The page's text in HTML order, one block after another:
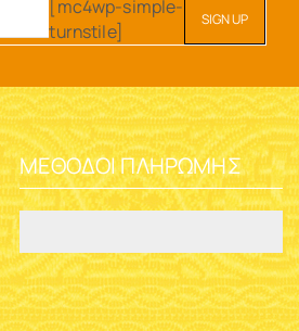
[mc4wp-simple-
turnstile]
ΜΈΘΟΔΟΙ ΠΛΗΡΩΜΉΣ